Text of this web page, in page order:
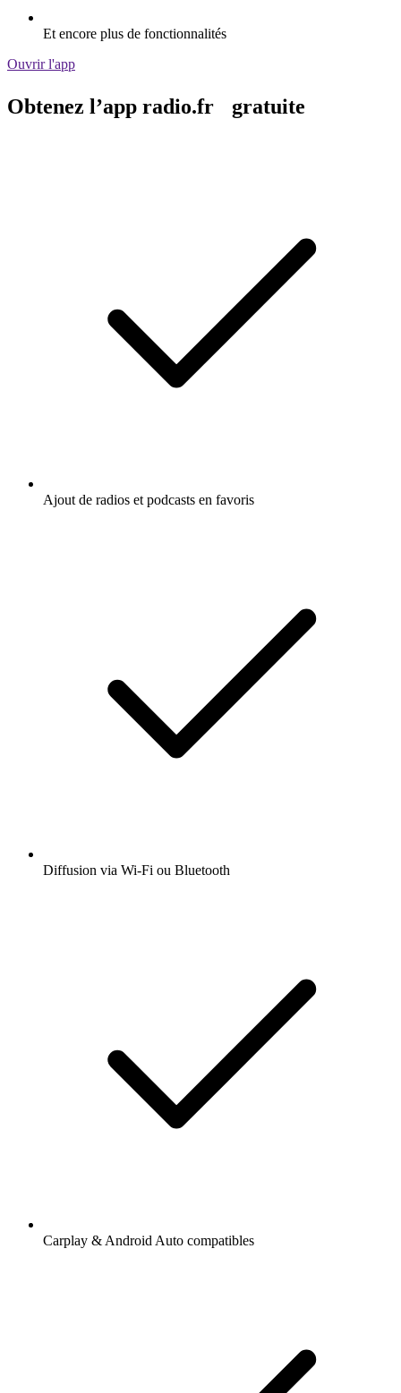
Et encore plus de fonctionnalités
Ouvrir l'app
Obtenez l’app radio.fr gratuite
Ajout de radios et podcasts en favoris
Diffusion via Wi-Fi ou Bluetooth
Carplay & Android Auto compatibles